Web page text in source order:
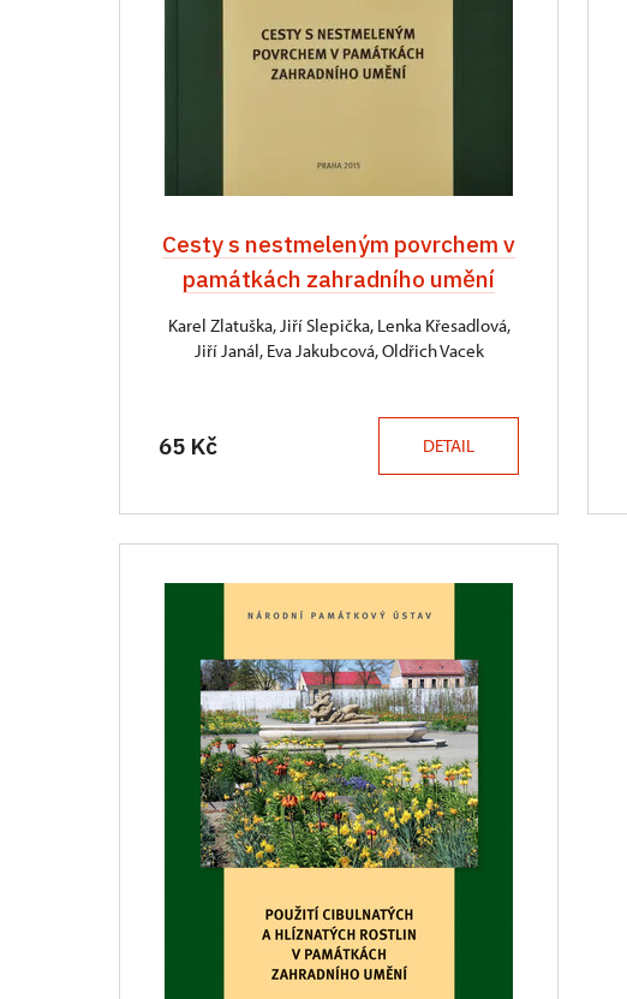
Cesty s nestmeleným povrchem v
památkách zahradního umění
Karel Zlatuška, Jiří Slepička, Lenka Křesadlová,
Jiří Janál, Eva Jakubcová, Oldřich Vacek
65 Kč DETAIL